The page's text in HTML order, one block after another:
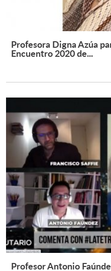
Profesora Digna Azúa
Encuentro 2020 de...
Profesor Antonio